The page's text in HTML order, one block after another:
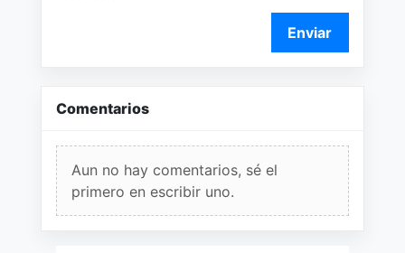
Enviar
Comentarios
Aun no hay comentarios, sé el
primero en escribir uno.